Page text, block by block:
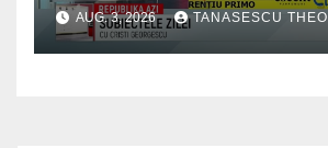
AUG. 3, 2026 TANASESCU THEO